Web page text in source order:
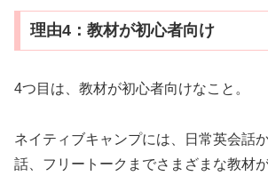
理由4：教材が初心者向け
4つ目は、教材が初心者向けなこと。
ネイティブキャンプには、日常英会話
話、フリートークまでさまざまな教材